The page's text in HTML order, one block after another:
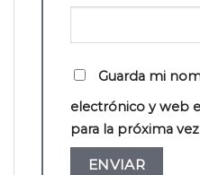
Guarda mi
electrónico y web
para la próxima